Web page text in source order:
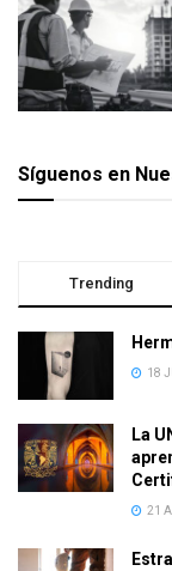
Síguenos en
Trending
18
La
21